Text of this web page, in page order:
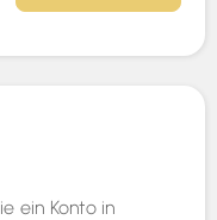
ein Konto in